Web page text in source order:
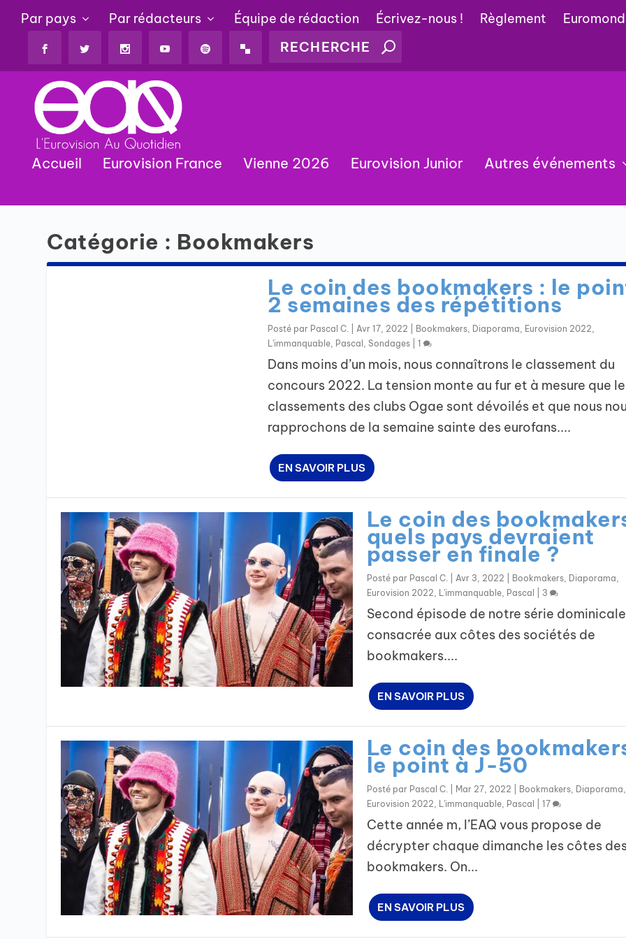
Par pays Par rédacteurs Équipe de rédaction Écrivez-nous ! Règlement
Accueil Eurovision France Vienne 2026 Eurovision Junior Autres événements
Catégorie : Bookmakers
Le coin des bookmakers : le
2 semaines des répétitions
Posté par Pascal C. Avr 17, 2022 Bookmakers Diaporama Eurovision 2022
L'immanquable Pascal ,Sondages |1
Dans moins d’un mois, nous connaîtrons le classement du
concours 2022. La tension monte au fur et à mesure que
classements des clubs Ogae sont dévoilés et que nous
rapprochons de la semaine sainte des eurofans....
EN SAVOIR PLUS
Le coin des
quels pays devraient
passer en finale ?
Posté par Pascal C. Avr 3, 2022 Bookmakers, Diaporama
Eurovision 2022 L'immanquable, Pascal 3
Second épisode de notre série dominicale
consacrée aux côtes des sociétés de
bookmakers....
EN SAVOIR PLUS
Le coin des
le point à J-50
Posté par Pascal C. Mar 27, 2022 Bookmakers, Diaporama
Eurovision 2022 L'immanquable, Pascal 17
Cette année m, l’EAQ vous propose de
décrypter chaque dimanche les côtes
bookmakers. On...
EN SAVOIR PLUS